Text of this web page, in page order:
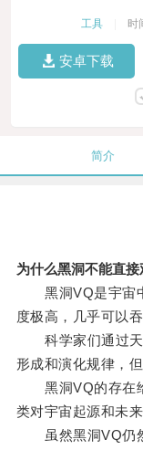
工具 时
安卓下载
简介
为什么黑洞不能直接
黑洞VQ是宇宙中
度极高，几乎可以
科学家们通过天
形成和演化规律，
黑洞VQ的存在给
类对宇宙起源和未来
虽然黑洞VQ仍然